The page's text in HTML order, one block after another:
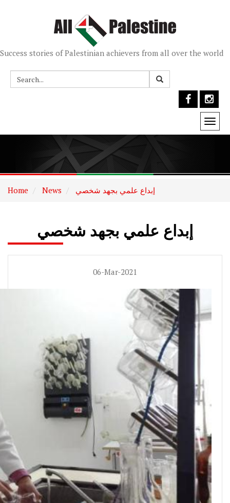
Success stories of Palestinian achievers from all over the world
Home News إبداع علمي بجهد شخصي
إبداع علمي بجهد شخصي
06-Mar-2021